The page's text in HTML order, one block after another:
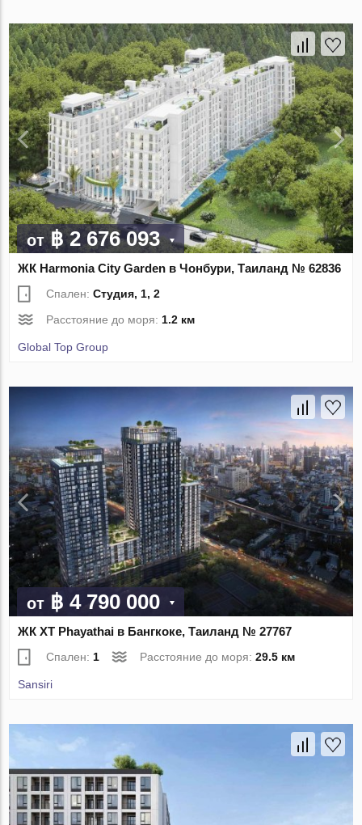
от฿ 2 676 093
ЖК Harmonia City Garden в Чонбури, Таиланд № 62836
Спален:Студия, 1, 2
Расстояние до моря: 1.2 км
Global Top Group
от ฿ 4 790 000
ЖК XT Phayathai в Бангкоке, Таиланд № 27767
Спален: 1 Расстояние до моря:29.5 км
Sansiri